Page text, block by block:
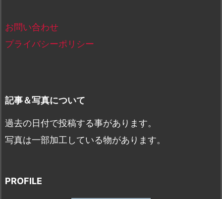
お問い合わせ
プライバシーポリシー
記事＆写真について
過去の日付で投稿する事があります。
写真は一部加工している物があります。
PROFILE